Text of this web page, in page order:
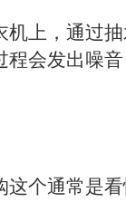
，通过抽
会发出噪音
通常是看